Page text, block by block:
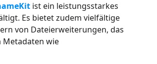
ist ein leistungsstarkes
Es bietet zudem vielfältige
von Dateierweiterungen, das
Metadaten wie